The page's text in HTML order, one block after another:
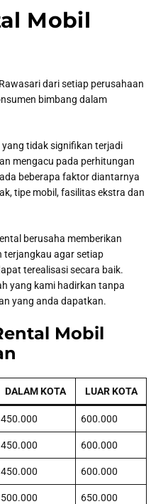
Mobil
dari setiap perusahaan
bimbang dalam
tidak signifikan terjadi
mengacu pada perhitungan
beberapa faktor diantarnya
tipe mobil, fasilitas ekstra dan
berusaha memberikan
terjangkau agar setiap
terealisasi secara baik.
yang kami hadirkan tanpa
yang anda dapatkan.
Mobil
DALAM KOTA LUAR KOTA
450.000 600.000
450.000 600.000
450.000 600.000
500.000 650.000